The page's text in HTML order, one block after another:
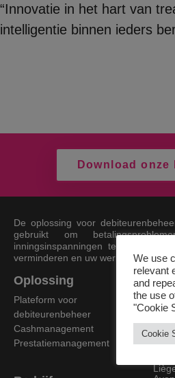
“Innovatie in het hart van
intelligentie binnen ieders
Download onze
De oplossing voor
gebruikt om
inningsinspanningen te prioriteren
verminderen en uw werkkapitaal te
Oplossing
Plateform voor
debiteurenbeheer
Cashmanagement
Prestatiemanagement
We use
relevant
and
the use
"Cookie
Cookie